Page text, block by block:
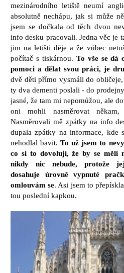
mezinárodního letiště neumí
absolutně nechápu, jak si může
jsem se dočkala od těch dvou
info desku pracovali. Jedna věc je
jim na letišti děje a že vůbec
počítač s tiskárnou. To vše se dá
pomoci a dělat svou práci, je
dvě děti přímo vysmáli do
ty dva dementi poslali - do
jasné, že tam mi nepomůžou, ale
oni mohli nasměrovat
Nasměrovali mě zpátky na info
dupala zpátky na informace, kde
nehodlal bavit. To už jsem to
co si to dovolují, že by se měli
nikdy nic nebude, protože
dosahuje úrovně vypnuté
omlouvám se. Asi jsem to
tou poslední kapkou.